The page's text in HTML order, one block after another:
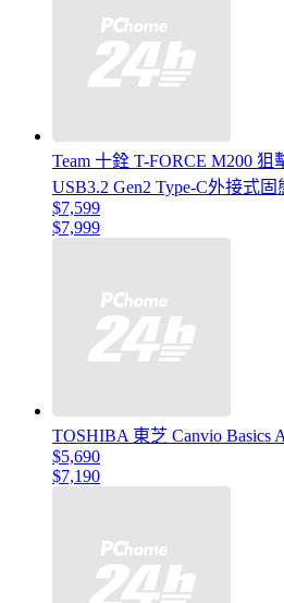
Team 十銓 T-FORCE M200 狙
USB3.2 Gen2 Type-C外接式固
$7,599
$7,999
TOSHIBA 東芝 Canvio Basics
$5,690
$7,190